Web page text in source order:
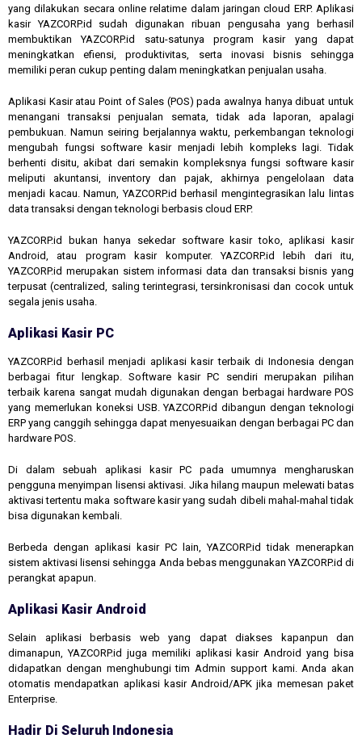
yang dilakukan secara online relatime dalam jaringan cloud ERP. Aplikasi
kasir YAZCORP.id sudah digunakan ribuan pengusaha yang berhasil
membuktikan YAZCORP.id satu-satunya program kasir yang dapat
meningkatkan efiensi, produktivitas, serta inovasi bisnis sehingga
memiliki peran cukup penting dalam meningkatkan penjualan usaha.
Aplikasi Kasir atau Point of Sales (POS) pada awalnya hanya dibuat untuk
menangani transaksi penjualan semata, tidak ada laporan, apalagi
pembukuan. Namun seiring berjalannya waktu, perkembangan teknologi
mengubah fungsi software kasir menjadi lebih kompleks lagi. Tidak
berhenti disitu, akibat dari semakin kompleksnya fungsi software kasir
meliputi akuntansi, inventory dan pajak, akhirnya pengelolaan data
menjadi kacau. Namun, YAZCORP.id berhasil mengintegrasikan lalu lintas
data transaksi dengan teknologi berbasis cloud ERP.
YAZCORP.id bukan hanya sekedar software kasir toko, aplikasi kasir
Android, atau program kasir komputer. YAZCORP.id lebih dari itu,
YAZCORP.id merupakan sistem informasi data dan transaksi bisnis yang
terpusat (centralized, saling terintegrasi, tersinkronisasi dan cocok untuk
segala jenis usaha.
Aplikasi Kasir PC
YAZCORP.id berhasil menjadi aplikasi kasir terbaik di Indonesia dengan
berbagai fitur lengkap. Software kasir PC sendiri merupakan pilihan
terbaik karena sangat mudah digunakan dengan berbagai hardware POS
yang memerlukan koneksi USB. YAZCORP.id dibangun dengan teknologi
ERP yang canggih sehingga dapat menyesuaikan dengan berbagai PC dan
hardware POS.
Di dalam sebuah aplikasi kasir PC pada umumnya mengharuskan
pengguna menyimpan lisensi aktivasi. Jika hilang maupun melewati batas
aktivasi tertentu maka software kasir yang sudah dibeli mahal-mahal tidak
bisa digunakan kembali.
Berbeda dengan aplikasi kasir PC lain, YAZCORP.id tidak menerapkan
sistem aktivasi lisensi sehingga Anda bebas menggunakan YAZCORP.id di
perangkat apapun.
Aplikasi Kasir Android
Selain aplikasi berbasis web yang dapat diakses kapanpun dan
dimanapun, YAZCORP.id juga memiliki aplikasi kasir Android yang bisa
didapatkan dengan menghubungi tim Admin support kami. Anda akan
otomatis mendapatkan aplikasi kasir Android/APK jika memesan paket
Enterprise.
Hadir Di Seluruh Indonesia